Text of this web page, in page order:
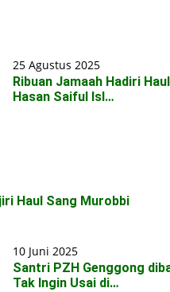
25 Agustus 2025
Ribuan Jamaah Hadiri
Hasan Saiful Isl…
Haul Sang Murobbi
10 Juni 2025
Santri PZH Genggong
Tak Ingin Usai di…